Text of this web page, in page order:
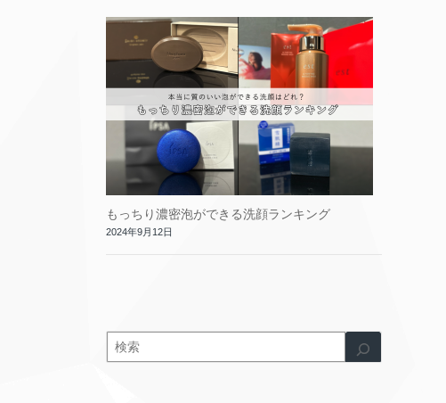
もっちり濃密泡ができる洗顔ランキング
2024年9月12日